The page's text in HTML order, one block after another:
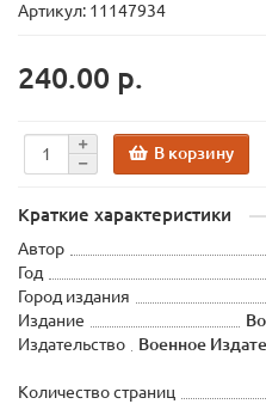
Артикул: 11147934
240.00 р.
В корзину
Краткие характеристики
Автор
Год
Город издания
Издание
Издательство
Военное
Количество страниц